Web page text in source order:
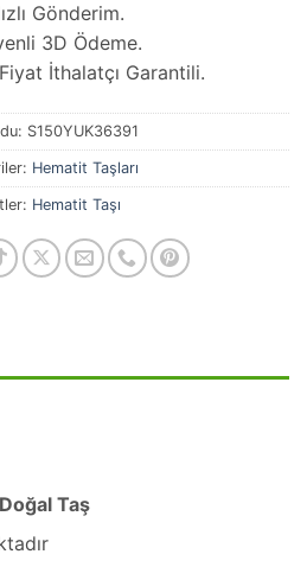
Gönderim.
3D Ödeme.
İthalatçı Garantili.
S150YUK36391
Hematit Taşları
Hematit Taşı
Taş